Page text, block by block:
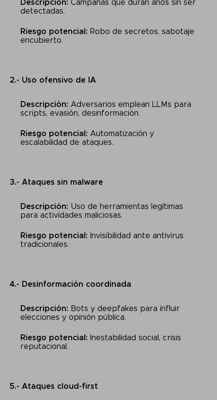
Descripción: Campañas que duran años sin ser
detectadas.
Riesgo potencial: Robo de secretos, sabotaje
encubierto.
2.- Uso ofensivo de IA
Descripción: Adversarios emplean LLMs para
scripts, evasión, desinformación.
Riesgo potencial: Automatización y
escalabilidad de ataques.
3.- Ataques sin malware
Descripción: Uso de herramientas legítimas
para actividades maliciosas.
Riesgo potencial: Invisibilidad ante antivirus
tradicionales.
4.- Desinformación coordinada
Descripción: Bots y deepfakes para influir
elecciones y opinión pública.
Riesgo potencial: Inestabilidad social, crisis
reputacional.
5.- Ataques cloud-first